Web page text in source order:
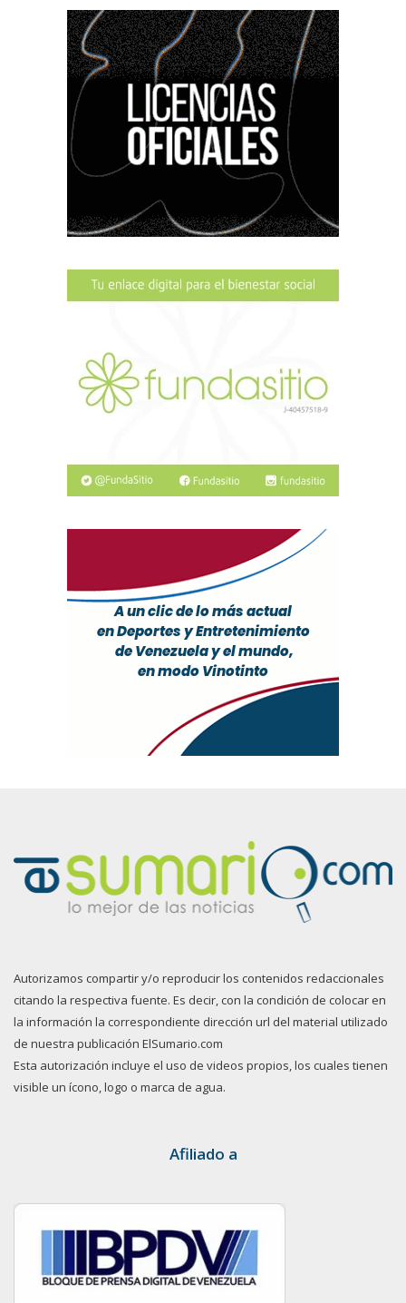
Autorizamos compartir y/o reproducir los contenidos redaccionales
citando la respectiva fuente. Es decir, con la condición de colocar en
la información la correspondiente dirección url del material utilizado
de nuestra publicación ElSumario.com
Esta autorización incluye el uso de videos propios, los cuales tienen
visible un ícono, logo o marca de agua.
Afiliado a